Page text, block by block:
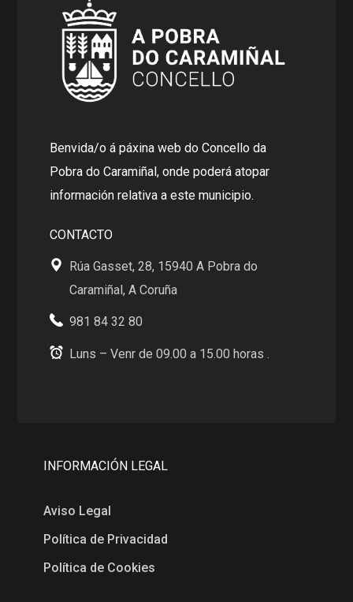
Benvida/o á páxina web do Concello da
Pobra do Caramiñal, onde poderá atopar
información relativa a este municipio.
CONTACTO
Rúa Gasset, 28, 15940 A Pobra do
Caramiñal, A Coruña
981 84 32 80
Luns – Venr de 09.00 a 15.00 horas .
INFORMACIÓN LEGAL
Aviso Legal
Política de Privacidad
Política de Cookies